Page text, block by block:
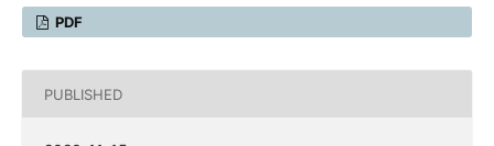
PDF
PUBLISHED